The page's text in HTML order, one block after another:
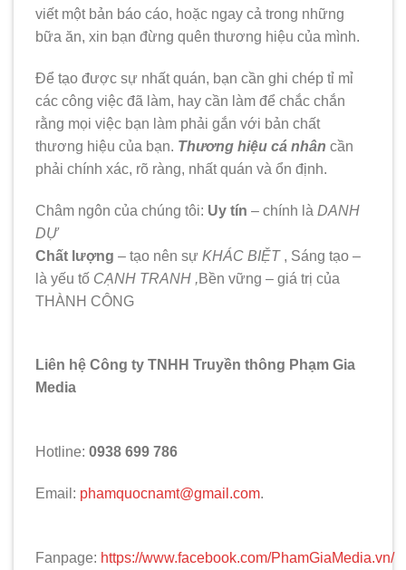
viết một bản báo cáo, hoặc ngay cả trong những
bữa ăn, xin bạn đừng quên thương hiệu của mình.
Để tạo được sự nhất quán, bạn cần ghi chép tỉ mỉ
các công việc đã làm, hay cần làm để chắc chắn
rằng mọi việc bạn làm phải gắn với bản chất
thương hiệu của bạn. Thương hiệu cá nhân cần
phải chính xác, rõ ràng, nhất quán và ổn định.
Châm ngôn của chúng tôi: Uy tín – chính là DANH
DỰ
Chất lượng – tạo nên sự KHÁC BIỆT, Sáng tạo –
là yếu tố CẠNH TRANH ,Bền vững – giá trị của
THÀNH CÔNG
Liên hệ Công ty TNHH Truyền thông Phạm Gia
Media
Hotline: 0938 699 786
Email: phamquocnamt@gmail.com.
Fanpage: https://www.facebook.com/PhamGiaMedia.vn/